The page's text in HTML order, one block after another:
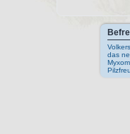
das